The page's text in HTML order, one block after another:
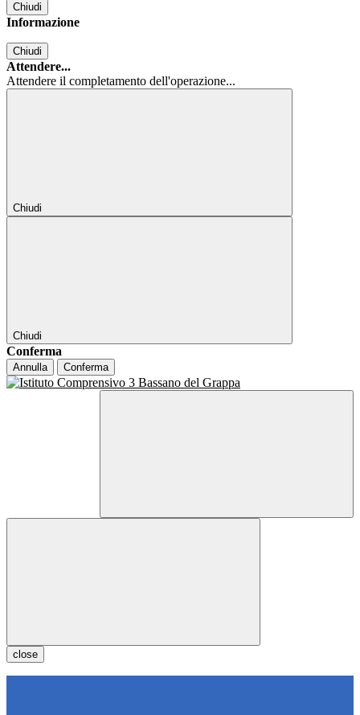
Chiudi
Informazione
Chiudi
Attendere...
Attendere il completamento dell'operazione...
Chiudi
Chiudi
Conferma
Annulla Conferma
close